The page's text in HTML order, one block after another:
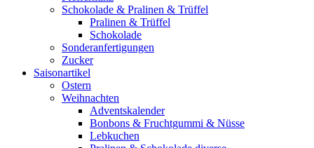
Schokolade & Pralinen & Trüffel
Pralinen & Trüffel
Schokolade
Sonderanfertigungen
Zucker
Saisonartikel
Ostern
Weihnachten
Adventskalender
Bonbons & Fruchtgummi & Nüsse
Lebkuchen